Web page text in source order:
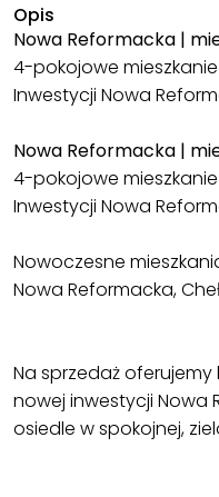
Opis
Nowa Reformacka |
4-pokojowe
Inwestycji Nowa
Nowa Reformacka |
4-pokojowe
Inwestycji Nowa
Nowoczesne
Nowa Reformacka,
Na sprzedaż
nowej inwestycji Nowa
osiedle w spokojnej,